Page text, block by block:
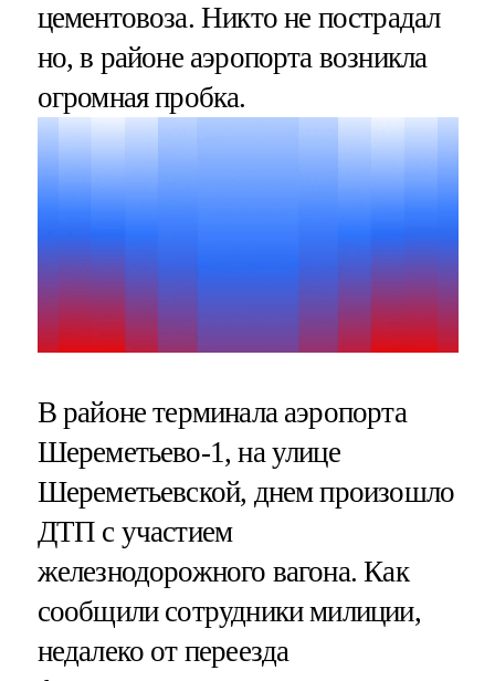
цементовоза. Никто не пострадал
но, в районе аэропорта возникла
огромная пробка.
В районе терминала аэропорта
Шереметьево-1, на улице
Шереметьевской, днем произошло
ДТП с участием
железнодорожного вагона. Как
сообщили сотрудники милиции,
недалеко от переезда